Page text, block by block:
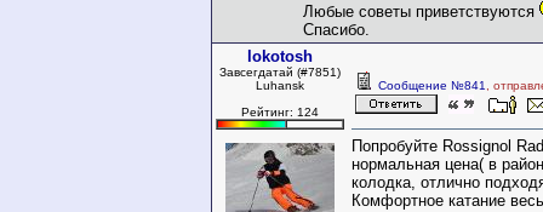
Любые советы приветствуются
Спасибо.
lokotosh
Завсегдатай (#7851)
Luhansk
Рейтинг: 124
Сообщение №841 ,
Попробуйте Rossignol
нормальная цена( в
колодка, отлично
Комфортное катание